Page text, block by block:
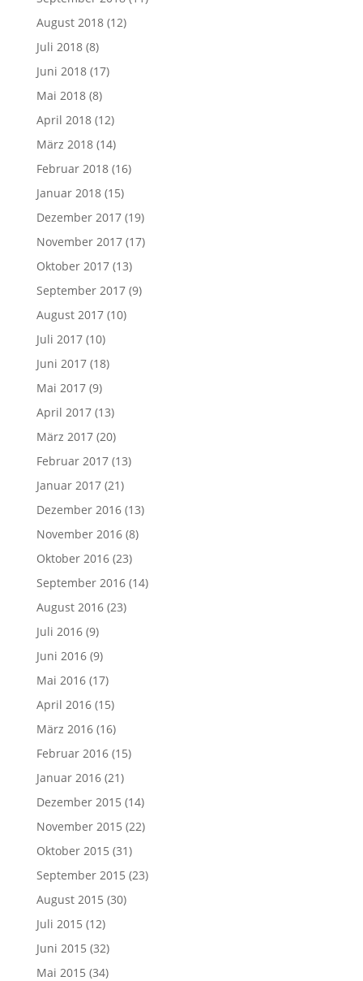
August 2018(12)
Juli 2018(8)
Juni 2018(17)
Mai 2018(8)
April 2018(12)
März 2018(14)
Februar 2018(16)
Januar 2018(15)
Dezember 2017(19)
November 2017(17)
Oktober 2017(13)
September 2017(9)
August 2017(10)
Juli 2017(10)
Juni 2017(18)
Mai 2017(9)
April 2017(13)
März 2017(20)
Februar 2017(13)
Januar 2017(21)
Dezember 2016(13)
November 2016(8)
Oktober 2016(23)
September 2016(14)
August 2016(23)
Juli 2016(9)
Juni 2016(9)
Mai 2016(17)
April 2016(15)
März 2016(16)
Februar 2016(15)
Januar 2016(21)
Dezember 2015 (14)
November 2015 (22)
Oktober 2015 (31)
September 2015 (23)
August 2015 (30)
Juli 2015 (12)
Juni 2015 (32)
Mai 2015 (34)